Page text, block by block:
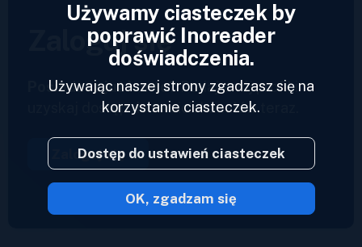
Zaloguj się
Posiadasz już konto?Podaj swój profil i
uzyskaj dostęp do swoich kanałów teraz.
Zaloguj się
2023 © Inoreader
Używamy ciasteczek by
poprawić Inoreader
doświadczenia.
Używając naszej strony zgadzasz się na
korzystanie ciasteczek.
Dostęp do ustawień ciasteczek
OK, zgadzam się